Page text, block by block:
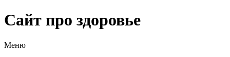
Сайт про здоровье
Меню